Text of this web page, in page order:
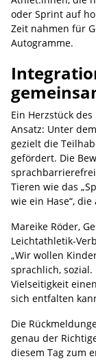
oder Sprint auf
Zeit nahmen für
Autogramme.
Ein Herzstück
Ansatz: Unter
gezielt die
gefördert. Die
Tieren wie das
wie ein Hase“,
Mareike Röder,
Leichtathletik-
„Wir wollen
sprachlich,
Vielseitigkeit
sich entfalten
Die
genau der
diesem Tag zum